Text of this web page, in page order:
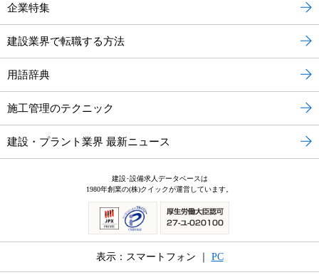
企業特集
建設業界で転職する方法
用語辞典
施工管理のテクニック
建設・プラント業界 最新ニュース
建設･設備求人データベースは
1980年創業の(株)クイックが運営しています。
表示：スマートフォン ｜ PC